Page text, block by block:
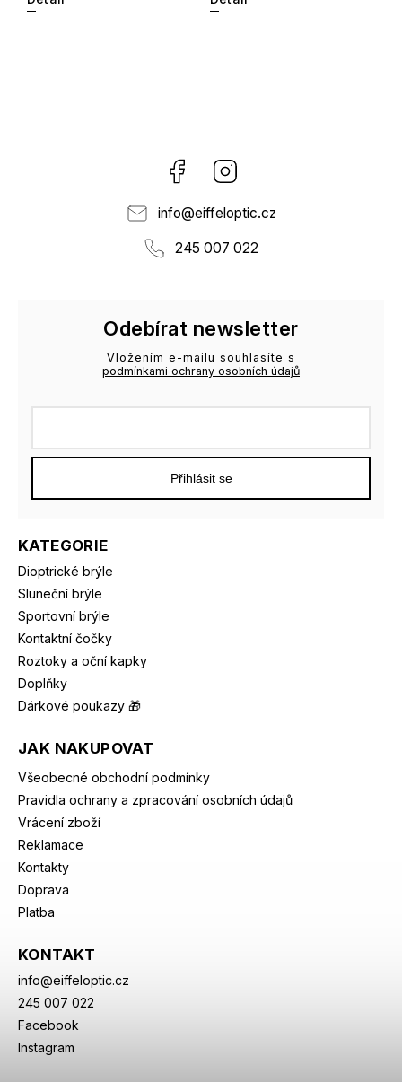
Facebook
info@eiffeloptic.cz
245 007 022
KATEGORIE
Dioptrické brýle
Sluneční brýle
Sportovní brýle
Kontaktní čočky
Roztoky a oční kapky
Doplňky
Dárkové poukazy 🎁
JAK NAKUPOVAT
Všeobecné obchodní podmínky
Pravidla ochrany a zpracování osobních údajů
Vrácení zboží
Reklamace
Kontakty
Doprava
Platba
KONTAKT
info@eiffeloptic.cz
245 007 022
Facebook
Instagram
Odebírat newsletter
Vložením e-mailu souhlasíte s
podmínkami ochrany osobních údajů
Přihlásit se